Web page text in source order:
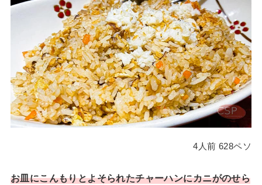
4人前 628ペソ
お皿にこんもりとよそられたチャーハンにカニがのせら